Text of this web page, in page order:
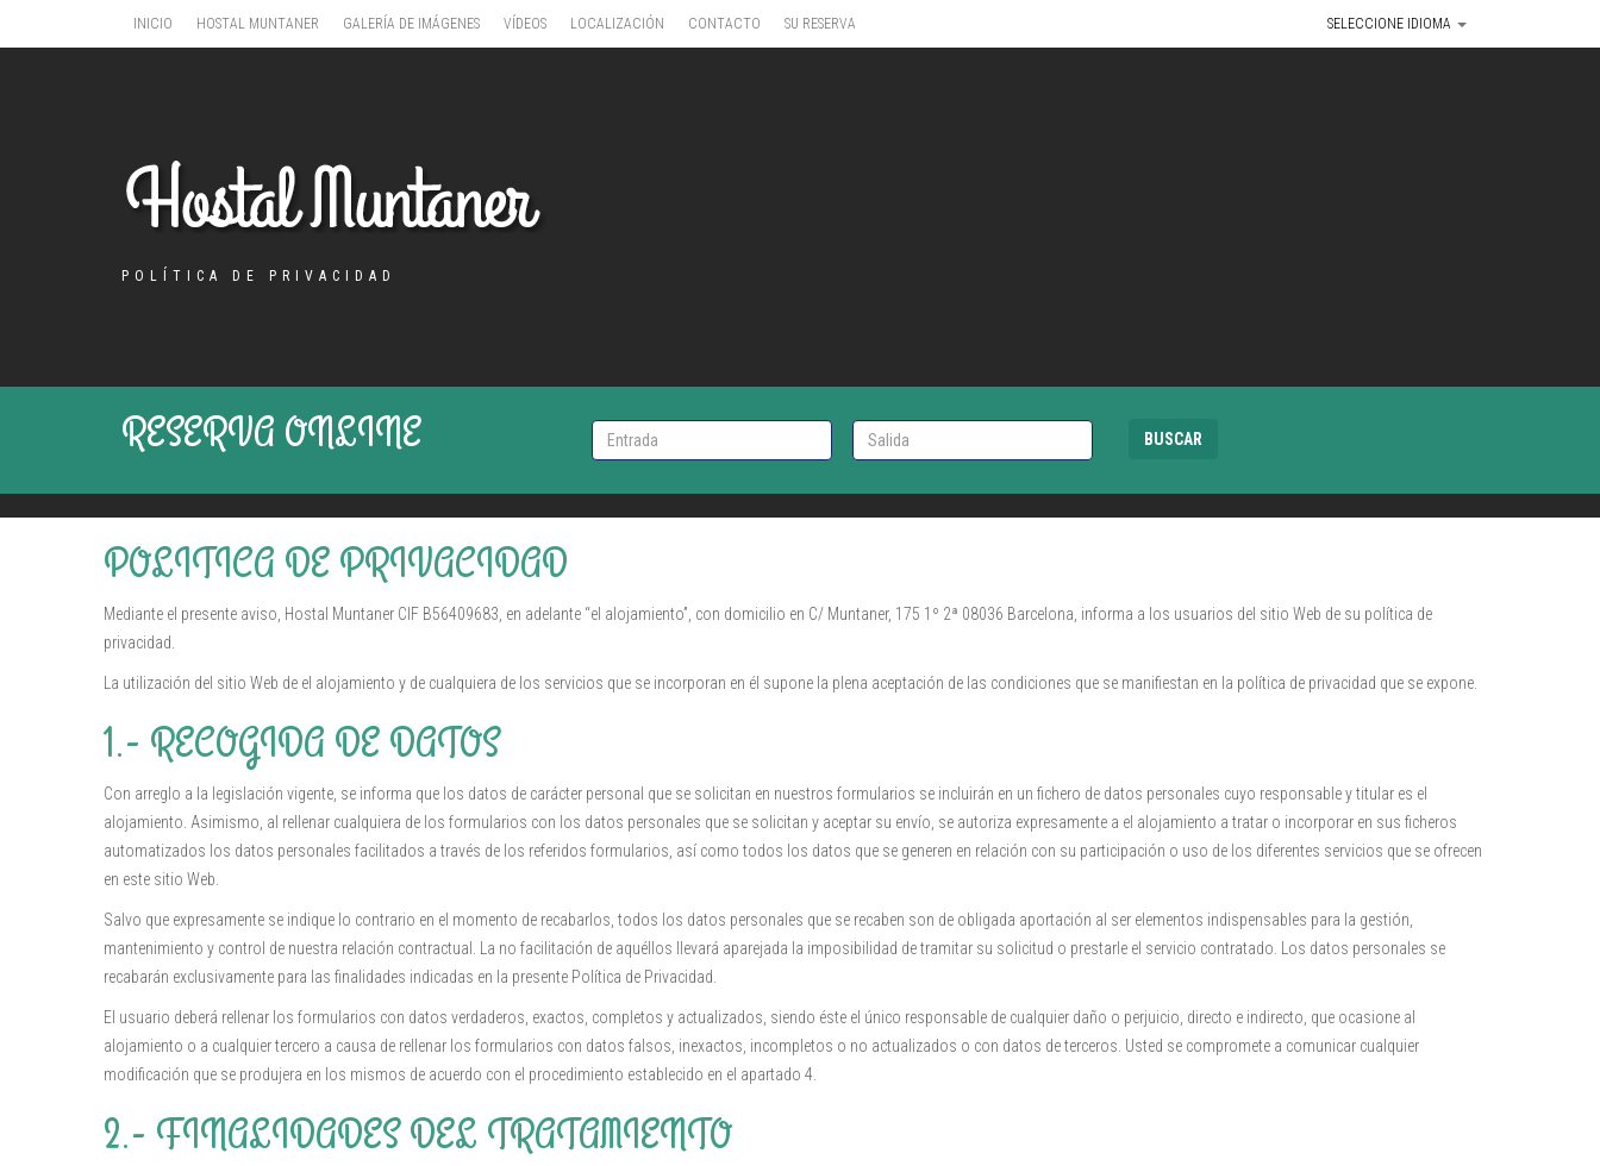
INICIO HOSTAL MUNTANER GALERÍA DE IMÁGENES VÍDEOS LOCALIZACIÓN CONTACTO SU RESERVA SELECCIONE IDIOMA
POLÍTICA DE PRIVACIDAD
RESERVA ONLINE BUSCAR
POLITICA DE PRIVACIDAD
Mediante el presente aviso, Hostal Muntaner CIF B56409683, en adelante “el alojamiento”, con domicilio en C/ Muntaner, 175 1º 2ª 08036 Barcelona, informa a los usuarios del sitio Web de su política de
privacidad.
La utilización del sitio Web de el alojamiento y de cualquiera de los servicios que se incorporan en él supone la plena aceptación de las condiciones que se manifiestan en la política de privacidad que se expone.
1.- RECOGIDA DE DATOS
Con arreglo a la legislación vigente, se informa que los datos de carácter personal que se solicitan en nuestros formularios se incluirán en un fichero de datos personales cuyo responsable y titular es el
alojamiento. Asimismo, al rellenar cualquiera de los formularios con los datos personales que se solicitan y aceptar su envío, se autoriza expresamente a el alojamiento a tratar o incorporar en sus ficheros
automatizados los datos personales facilitados a través de los referidos formularios, así como todos los datos que se generen en relación con su participación o uso de los diferentes servicios que se ofrecen
en este sitio Web.
Salvo que expresamente se indique lo contrario en el momento de recabarlos, todos los datos personales que se recaben son de obligada aportación al ser elementos indispensables para la gestión,
mantenimiento y control de nuestra relación contractual. La no facilitación de aquéllos llevará aparejada la imposibilidad de tramitar su solicitud o prestarle el servicio contratado. Los datos personales se
recabarán exclusivamente para las finalidades indicadas en la presente Política de Privacidad.
El usuario deberá rellenar los formularios con datos verdaderos, exactos, completos y actualizados, siendo éste el único responsable de cualquier daño o perjuicio, directo e indirecto, que ocasione al
alojamiento o a cualquier tercero a causa de rellenar los formularios con datos falsos, inexactos, incompletos o no actualizados o con datos de terceros. Usted se compromete a comunicar cualquier
modificación que se produjera en los mismos de acuerdo con el procedimiento establecido en el apartado 4.
2.- FINALIDADES DEL TRATAMIENTO